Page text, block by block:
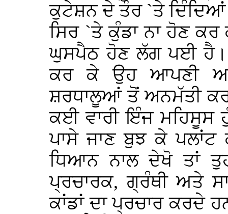
ਕੁਟੇਸ਼ਨ ਦੇ ਤੌਰ `ਤੇ
ਸਿਰ `ਤੇ ਕੁੰਡਾ ਨਾ ਹੋਣ ਕਰ
ਘੁਸਪੈਠ ਹੋਣ ਲੱਗ ਪਈ
ਕਰ ਕੇ ਉਹ ਆਪਣੀ
ਸ਼ਰਧਾਲੂਆਂ ਤੋਂ ਅਨਮੱਤੀ
ਕਈ ਵਾਰੀ ਇੰਜ ਮਹਿਸੂਸ
ਪਾਸੇ ਜਾਣ ਬੁਝ ਕੇ ਪਲਾਂਟ
ਧਿਆਨ ਨਾਲ ਦੇਖੋ ਤਾਂ
ਪ੍ਰਚਾਰਕ, ਗ੍ਰੰਥੀ ਅਤੇ
ਕਾਂਡਾਂ ਦਾ ਪ੍ਰਚਾਰ ਕਰਦੇ